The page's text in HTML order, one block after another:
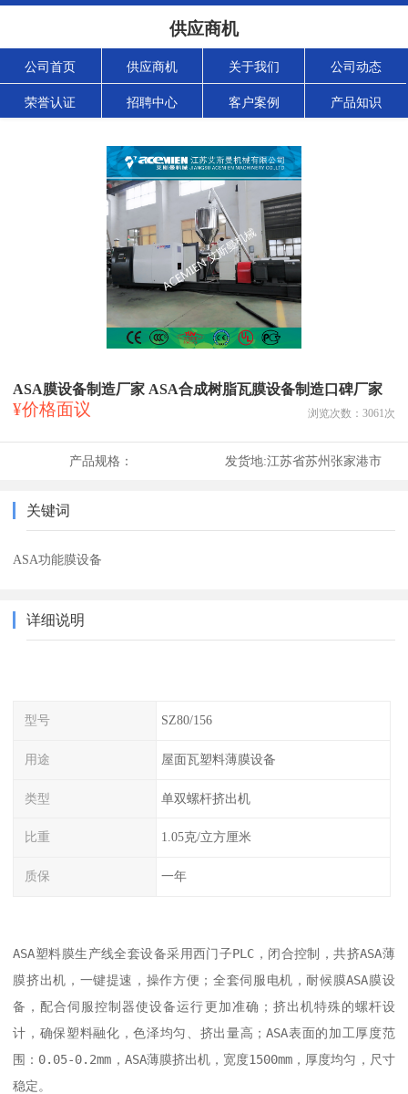
供应商机
公司首页 供应商机 关于我们 公司动态
荣誉认证 招聘中心 客户案例 产品知识
ASA膜设备制造厂家 ASA合成树脂瓦膜设备制造口碑厂家
¥价格面议 浏览次数： 3061次
产品规格： 发货地:江苏省苏州张家港市
关键词
ASA功能膜设备
详细说明
型号 SZ80/156
用途 屋面瓦塑料薄膜设备
类型 单双螺杆挤出机
比重 1.05克/立方厘米
质保 一年
ASA塑料膜生产线全套设备采用西门子PLC，闭合控制，共挤ASA薄
膜挤出机，一键提速，操作方便；全套伺服电机，耐候膜ASA膜设
备，配合伺服控制器使设备运行更加准确；挤出机特殊的螺杆设
计，确保塑料融化，色泽均匀、挤出量高；ASA表面的加工厚度范
围：0.05-0.2mm，ASA薄膜挤出机，宽度1500mm，厚度均匀，尺寸
稳定。